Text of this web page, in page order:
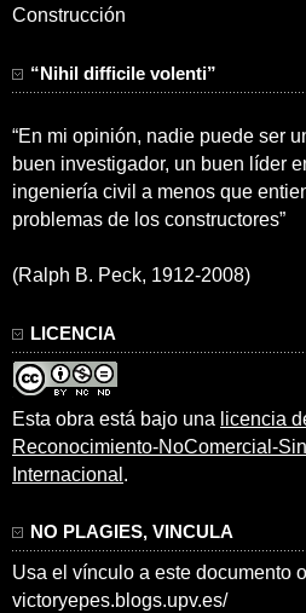
Construcción
“Nihil difficile volenti”
“En mi opinión, nadie puede ser
buen investigador, un buen líder
ingeniería civil a menos que
problemas de los constructores”
(Ralph B. Peck, 1912-2008)
LICENCIA
Esta obra está bajo una licencia
Reconocimiento-NoComercial-
Internacional .
NO PLAGIES, VINCULA
Usa el vínculo a este documento
victoryepes.blogs.upv.es/